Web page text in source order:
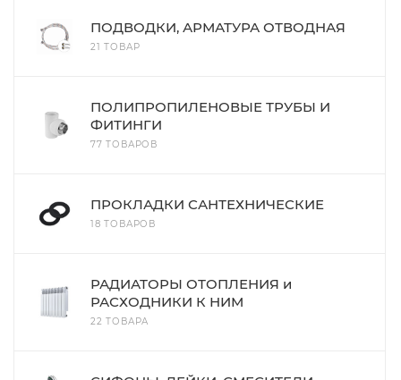
ПОДВОДКИ, АРМАТУРА ОТВОДНАЯ
21 ТОВАР
ПОЛИПРОПИЛЕНОВЫЕ ТРУБЫ И
ФИТИНГИ
77 ТОВАРОВ
ПРОКЛАДКИ САНТЕХНИЧЕСКИЕ
18 ТОВАРОВ
РАДИАТОРЫ ОТОПЛЕНИЯ и
РАСХОДНИКИ К НИМ
22 ТОВАРА